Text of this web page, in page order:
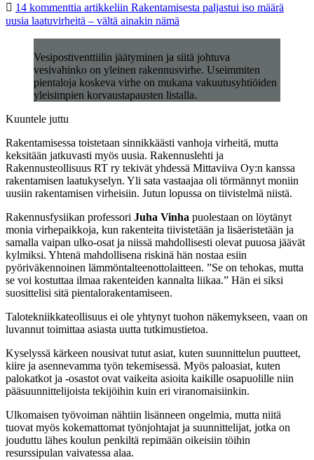
14 kommenttia artikkeliin Rakentamisesta paljastui iso määrä
uusia laatuvirheitä – vältä ainakin nämä
Vesipostiventtiilin jäätyminen ja siitä johtuva
vesivahinko on yleinen rakennusvirhe. Useimmiten
pientaloja koskeva virhe on mukana vakuutusyhtiöiden
yleisimpien korvaustapausten listalla.
Kuuntele juttu
Rakentamisessa toistetaan sinnikkäästi vanhoja virheitä, mutta
keksitään jatkuvasti myös uusia. Rakennuslehti ja
Rakennusteollisuus RT ry tekivät yhdessä Mittaviiva Oy:n kanssa
rakentamisen laatukyselyn. Yli sata vastaajaa oli törmännyt moniin
uusiin rakentamisen virheisiin. Jutun lopussa on tiivistelmä niistä.
Rakennusfysiikan professori Juha Vinha puolestaan on löytänyt
monia virhepaikkoja, kun rakenteita tiivistetään ja lisäeristetään ja
samalla vaipan ulko-osat ja niissä mahdollisesti olevat puuosa jäävät
kylmiksi. Yhtenä mahdollisena riskinä hän nostaa esiin
pyöriväkennoinen lämmöntalteenottolaitteen. ”Se on tehokas, mutta
se voi kostuttaa ilmaa rakenteiden kannalta liikaa.” Hän ei siksi
suosittelisi sitä pientalorakentamiseen.
Talotekniikkateollisuus ei ole yhtynyt tuohon näkemykseen, vaan on
luvannut toimittaa asiasta uutta tutkimustietoa.
Kyselyssä kärkeen nousivat tutut ­asiat, kuten suunnittelun puutteet,
kiire ja asennevamma työn tekemisessä. Myös paloasiat, kuten
palokatkot ja -osastot ovat vaikeita asioita kaikille osapuolille niin
pääsuunnittelijoista tekijöihin kuin eri viranomaisiinkin.
Ulkomaisen työvoiman nähtiin lisänneen ongelmia, mutta niitä
tuovat myös kokemattomat työnjohtajat ja suunnittelijat, jotka on
jouduttu lähes koulun penkiltä repimään oikeisiin töihin
resurssipulan vaivatessa alaa.